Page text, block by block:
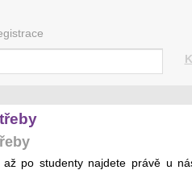
až po studenty najdete právě u